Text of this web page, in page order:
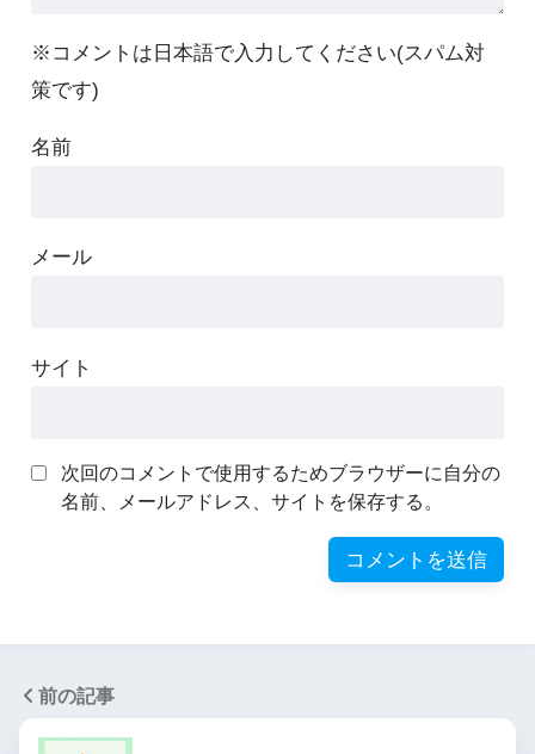
※コメントは日本語で入力してください(スパム対
策です)
名前
メール
サイト
次回のコメントで使用するためブラウザーに自分の
名前、メールアドレス、サイトを保存する。
前の記事